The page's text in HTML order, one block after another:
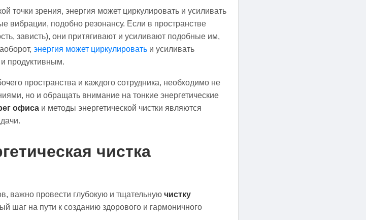
точки зрения, энергия может циркулировать и усиливать
вибрации, подобно резонансу. Если в пространстве
зависть), они притягивают и усиливают подобные им,
энергия может циркулировать и усиливать
продуктивным.
пространства и каждого сотрудника, необходимо не
но и обращать внимание на тонкие энергетические
офиса и методы энергетической чистки являются
чистка
важно провести глубокую и тщательную чистку
шаг на пути к созданию здорового и гармоничного